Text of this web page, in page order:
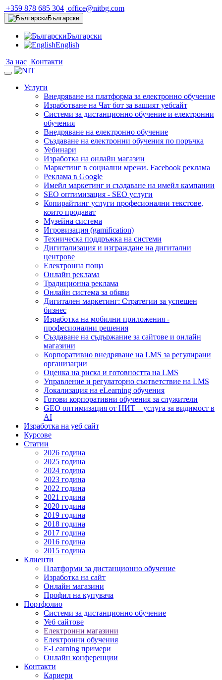
+359 878 685 304 office@nitbg.com
Български
Български
English
За нас Контакти
Услуги
Внедряване на платформа за електронно обучение
Изработване на Чат бот за вашият уебсайт
Системи за дистанционно обучение и електронни
обучения
Внедряване на електронно обучение
Създаване на електронни обучения по поръчка
Уебинари
Изработка на онлайн магазин
Маркетинг в социални мрежи. Facebook реклама
Реклама в Google
Имейл маркетинг и създаване на имейл кампании
SEO оптимизация - SEO услуги
Копирайтинг услуги професионални текстове,
които продават
Музейна система
Игровизация (gamification)
Техническа поддръжка на системи
Дигитализация и изграждане на дигитални
центрове
Електронна поща
Онлайн реклама
Традиционна реклама
Онлайн система за обяви
Дигитален маркетинг: Стратегии за успешен
бизнес
Изработка на мобилни приложения -
професионални решения
Създаване на съдържание за сайтове и онлайн
магазини
Корпоративно внедряване на LMS за регулирани
организации
Оценка на риска и готовността на LMS
Управление и регулаторно съответствие на LMS
Локализация на eLearning обучения
Готови корпоративни обучения за служители
GEO оптимизация от НИТ – услуга за видимост в
AI
Изработка на уеб сайт
Курсове
Статии
2026 година
2025 година
2024 година
2023 година
2022 година
2021 година
2020 година
2019 година
2018 година
2017 година
2016 година
2015 година
Клиенти
Платформи за дистанционно обучение
Изработка на сайт
Онлайн магазини
Профил на купувача
Портфолио
Системи за дистанционно обучение
Уеб сайтове
Електронни магазини
Електронни обучения
E-Learning примери
Онлайн конференции
Контакти
Кариери